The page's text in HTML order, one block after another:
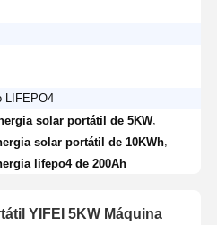
LIFEPO4
solar portátil de 5KW,
solar portátil de 10KWh
lifepo4 de 200Ah
YIFEI 5KW Máquina